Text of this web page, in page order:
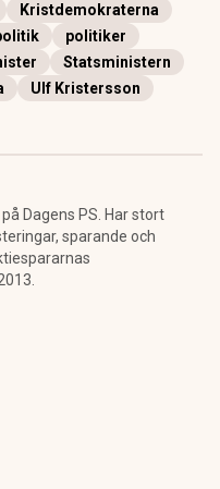
Kristdemokraterna
politiker
Statsministern
Ulf Kristersson
Dagens PS. Har stort
sparande och